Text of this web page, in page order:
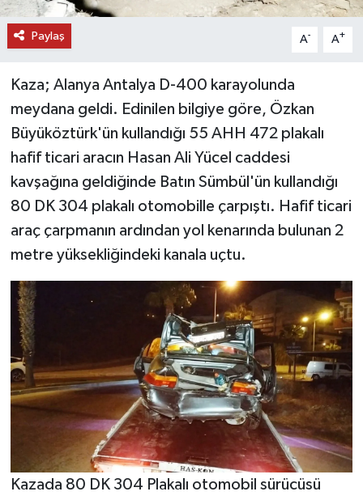
Paylaş A- A+
Kaza; Alanya Antalya D-400 karayolunda
meydana geldi. Edinilen bilgiye göre, Özkan
Büyüköztürk'ün kullandığı 55 AHH 472 plakalı
hafif ticari aracın Hasan Ali Yücel caddesi
kavşağına geldiğinde Batın Sümbül'ün kullandığı
80 DK 304 plakalı otomobille çarpıştı. Hafif ticari
araç çarpmanın ardından yol kenarında bulunan 2
metre yüksekliğindeki kanala uçtu.
Kazada 80 DK 304 Plakalı otomobil sürücüsü
RÖPORTAJ
YAZARLAR
RESMİ İLAN
MAGAZİN